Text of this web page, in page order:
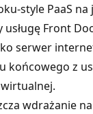
style PaaS
usługę Front
serwer
z
wdrażanie